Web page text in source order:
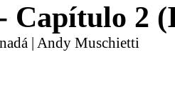
Capí­tulo 2
| Andy Muschietti